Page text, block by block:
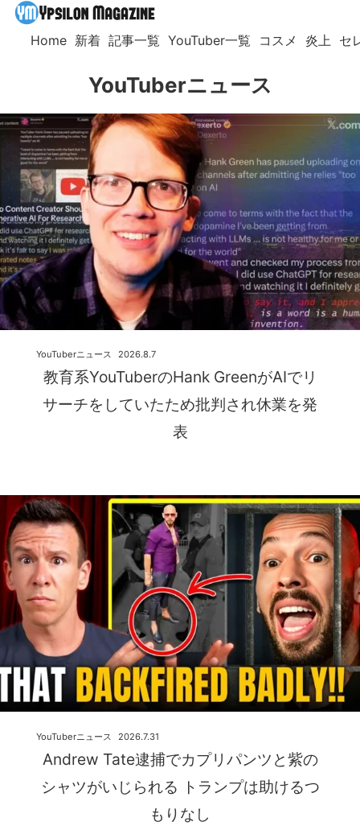
Home 新着 記事一覧 YouTuber一覧 コスメ 炎上 セ
YouTuberニュース
教育系YouTuberのHank GreenがAIでリ
サーチをしていたため批判され休業を発
表
2026.8.7
YouTuberニュース
Andrew Tate逮捕でカプリパンツと紫の
シャツがいじられる トランプは助けるつ
もりなし
2026.7.31
YouTuberニュース